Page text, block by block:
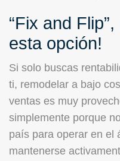
“Fix and
esta opción!
Si solo buscas
ti, remodelar a bajo
ventas es muy
simplemente porque
país para operar en el
mantenerse